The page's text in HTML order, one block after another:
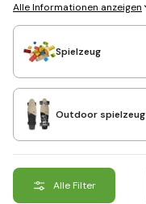
Alle Informationen anzeigen
Spielzeug
Outdoor spielzeug
Alle Filter